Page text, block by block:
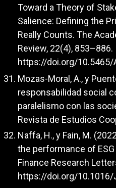
Toward a Theory of
Salience: Defining the
Really Counts. The
Review, 22(4), 853–886.
https://doi.org/10.5465/
Mozas-Moral, A., y
responsabilidad social
paralelismo con las
Revista de Estudios
Naffa, H., y Fain, M.
the performance of
Finance Research
https://doi.org/10.1016/